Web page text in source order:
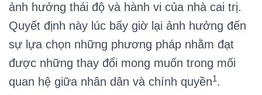
ảnh hưởng thái độ và hành vi của nhà cai trị.
Quyết định này lúc bấy giờ lại ảnh hưởng đến
sự lựa chọn những phương pháp nhằm đạt
được những thay đổi mong muốn trong mối
quan hệ giữa nhân dân và chính quyền1.